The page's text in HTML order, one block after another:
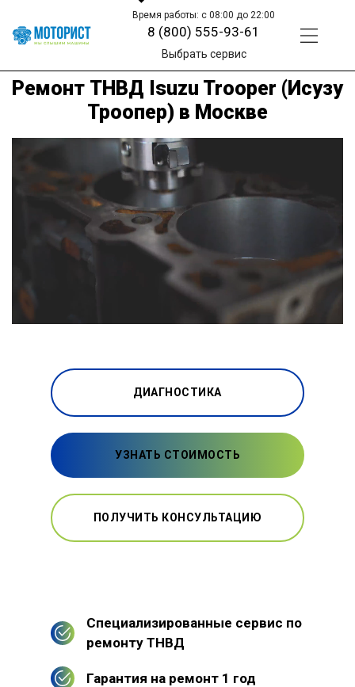
Время работы: с 08:00 до 22:00
8 (800) 555-93-61
Выбрать сервис
Ремонт ТНВД Isuzu Trooper (Исузу
Троопер) в Москве
ДИАГНОСТИКА
УЗНАТЬ СТОИМОСТЬ
ПОЛУЧИТЬ КОНСУЛЬТАЦИЮ
Специализированные сервис по
ремонту ТНВД
Гарантия на ремонт 1 год